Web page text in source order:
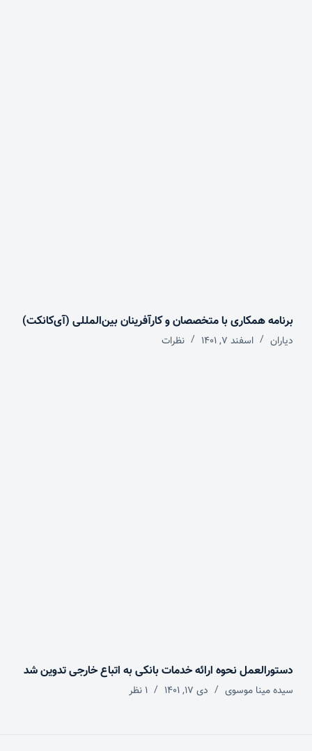
برنامه همکاری با متخصصان و کارآفرینان بین‌المللی (آی‌کانکت)
دیاران اسفند ۷, ۱۴۰۱ نظرات
دستورالعمل نحوه ارائه خدمات بانکی به اتباع خارجی تدوین شد
سیده مینا موسوی دی ۱۷, ۱۴۰۱ 1 نظر